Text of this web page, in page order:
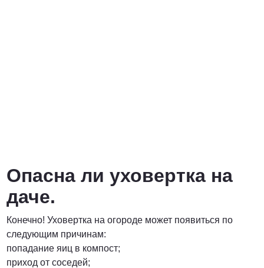
Опасна ли уховертка на
даче.
Конечно! Уховертка на огороде может появиться по
следующим причинам:
попадание яиц в компост;
приход от соседей;